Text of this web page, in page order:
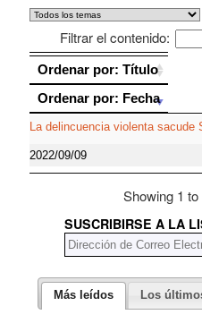
Filtrar el contenido:
Ordenar por: Título
Ordenar por: Fecha
La delincuencia violenta sacude
2022/09/09
Showing 1
SUSCRIBIRSE A LA
Más leídos Los
Ordenar por: Título
Ordenar por: Fecha